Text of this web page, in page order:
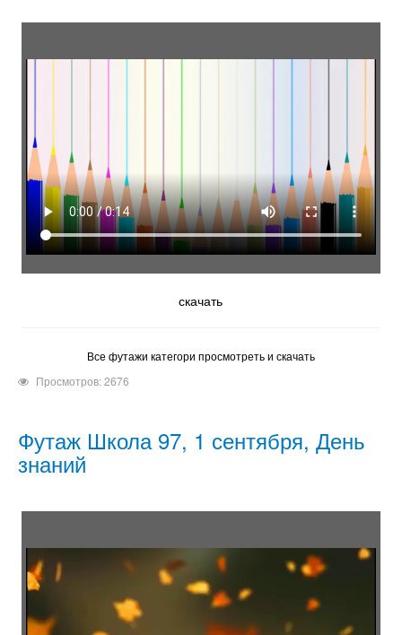
скачать
Все футажи категори просмотреть и скачать
Просмотров: 2676
Футаж Школа 97, 1 сентября, День
знаний